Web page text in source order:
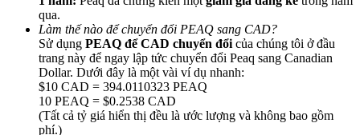
qua.
Làm thế nào để chuyển đổi PEAQ sang CAD?
Sử dụng PEAQ để CAD chuyển đổi của chúng tôi ở đầu
trang này để ngay lập tức chuyển đổi Peaq sang Canadian
Dollar. Dưới đây là một vài ví dụ nhanh:
$10 CAD = 394.0110323 PEAQ
10 PEAQ = $0.2538 CAD
(Tất cả tỷ giá hiển thị đều là ước lượng và không bao gồm
phí.)